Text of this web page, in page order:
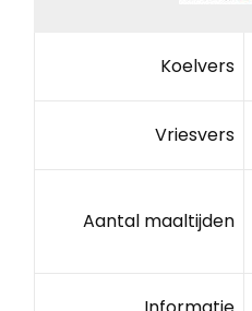
Koelvers
Vriesvers
Aantal maaltijden